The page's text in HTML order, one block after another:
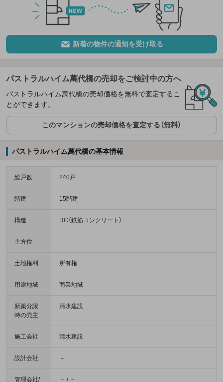
新着の物件の通知を受け取る
パストラルハイム萬代橋の売却をご検討中の方へ
パストラルハイム萬代橋の売却価格を無料で査定するこ
とができます。
このマンションの売却価格を査定する（無料）
パストラルハイム萬代橋の基本情報
総戸数 240戸
階建 15階建
構造 RC（鉄筋コンクリート）
主方位 －
土地権利 所有権
用途地域 商業地域
新築分譲
時の売主
清水建設
施工会社 清水建設
設計会社 －
管理会社/ － / －